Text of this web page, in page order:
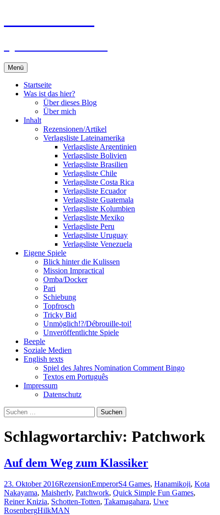
Menü
Startseite
Was ist das hier?
Über dieses Blog
Über mich
Inhalt
Rezensionen/Artikel
Verlagsliste Lateinamerika
Verlagsliste Argentinien
Verlagsliste Bolivien
Verlagsliste Brasilien
Verlagsliste Chile
Verlagsliste Costa Rica
Verlagsliste Ecuador
Verlagsliste Guatemala
Verlagsliste Kolumbien
Verlagsliste Mexiko
Verlagsliste Peru
Verlagsliste Uruguay
Verlagsliste Venezuela
Eigene Spiele
Blick hinter die Kulissen
Mission Impractical
Omba/Docker
Pari
Schiebung
Topfrosch
Tricky Bid
Unmöglich!?/Débrouille-toi!
Unveröffentlichte Spiele
Beeple
Soziale Medien
English texts
Spiel des Jahres Nomination Comment Bingo
Textos em Português
Impressum
Datenschutz
Suchen
nach:
Schlagwortarchiv: Patchwork
Auf dem Weg zum Klassiker
23. Oktober 2016RezensionEmperorS4 Games, Hanamikoji, Kota
Nakayama, Maisherly, Patchwork, Quick Simple Fun Games,
Reiner Knizia, Schotten-Totten, Takamagahara, Uwe
RosenbergHilkMAN